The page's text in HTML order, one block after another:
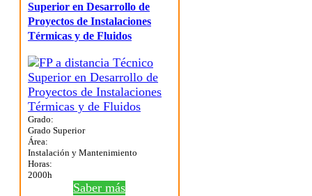
Superior en Desarrollo de
Proyectos de Instalaciones
Térmicas y de Fluidos
Grado:
Grado Superior
Área:
Instalación y Mantenimiento
Horas:
2000h
Saber más